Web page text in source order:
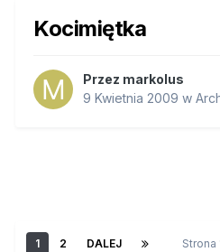
Kocimiętka
Przez markolus
9 Kwietnia 2009 w
1 2 DALEJ Strona